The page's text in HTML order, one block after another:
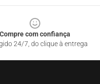
Compre com confiança
24/7, do clique à entrega